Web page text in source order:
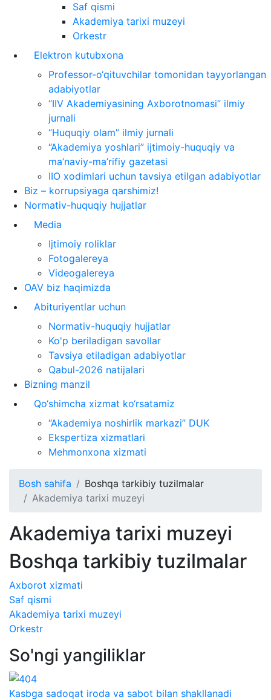
Saf qismi
Akademiya tarixi muzeyi
Orkestr
Elektron kutubxona
Professor-o‘qituvchilar tomonidan tayyorlangan
adabiyotlar
“IIV Akademiyasining Axborotnomasi” ilmiy
jurnali
“Huquqiy olam” ilmiy jurnali
“Akademiya yoshlari” ijtimoiy-huquqiy va
ma’naviy-ma’rifiy gazetasi
IIO xodimlari uchun tavsiya etilgan adabiyotlar
Biz – korrupsiyaga qarshimiz!
Normativ-huquqiy hujjatlar
Media
Ijtimoiy roliklar
Fotogalereya
Videogalereya
OAV biz haqimizda
Abituriyentlar uchun
Normativ-huquqiy hujjatlar
Ko'p beriladigan savollar
Tavsiya etiladigan adabiyotlar
Qabul-2026 natijalari
Bizning manzil
Qo‘shimcha xizmat ko‘rsatamiz
“Akademiya noshirlik markazi” DUK
Ekspertiza xizmatlari
Mehmonxona xizmati
Bosh sahifa
Boshqa tarkibiy tuzilmalar
Akademiya tarixi muzeyi
Akademiya tarixi muzeyi
Boshqa tarkibiy tuzilmalar
Axborot xizmati
Saf qismi
Akademiya tarixi muzeyi
Orkestr
So'ngi yangiliklar
Kasbga sadoqat iroda va sabot bilan shakllanadi